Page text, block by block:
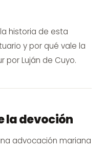
historia de esta
y por qué vale la
por Luján de Cuyo.
la devoción
advocación mariana